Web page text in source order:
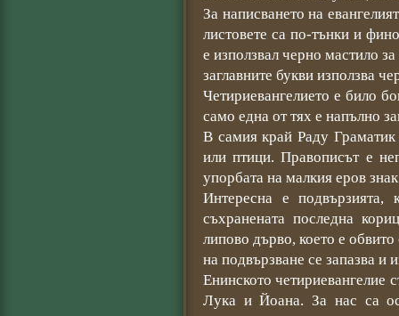
За написването на
листовете са по-тънки и
е използвал черно мастило
заглавните букви използва
Четириевангелието е било
само една от тях е напълно
В самия край Раду
или птици. Правописът е
упорбата на малкия еров
Интересна е
съхранената последна
липово дърво, което е
на подвързване се запазва и
Енинското четириевангелие
Лука и Йоана. За нас са